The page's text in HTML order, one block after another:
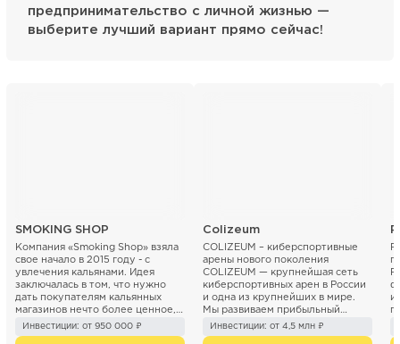
предпринимательство с личной жизнью —
выберите лучший вариант прямо сейчас!
SMOKING SHOP
Компания «Smoking Shop» взяла
свое начало в 2015 году - с
увлечения кальянами. Идея
заключалась в том, что нужно
дать покупателям кальянных
магазинов нечто более ценное,
чем просто покупку...
Инвестиции: от 950 000 ₽
Colizeum
COLIZEUM – киберспортивные
арены нового поколения
COLIZEUM — крупнейшая сеть
киберспортивных арен в России
и одна из крупнейших в мире.
Мы развиваем прибыльный
бизнес на рынке компьютер...
Инвестиции: от 4,5 млн ₽